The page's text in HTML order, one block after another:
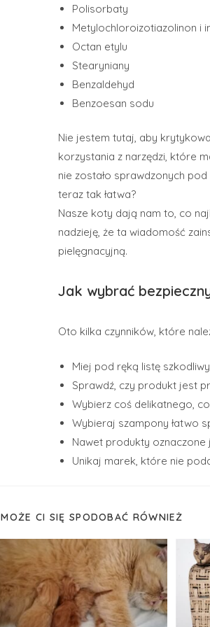
Polisorbaty
Metylochloroizotiazolinon i
Octan etylu
Stearyniany
Benzaldehyd
Benzoesan sodu
Nie jestem tutaj, aby
korzystania z narzędzi, które
nie zostało sprawdzonych
teraz tak łatwa?
Nasze koty dają nam to, co
nadzieję, że ta wiadomość
pielęgnacyjną.
Jak wybrać
Oto kilka czynników, które
Miej pod ręką listę
Sprawdź, czy produkt jest
Wybierz coś delikatnego,
Wybieraj szampony łatwo
Nawet produkty oznaczone
Unikaj marek, które nie
MOŻE CI SIĘ SPODOBAĆ RÓWNIEŻ